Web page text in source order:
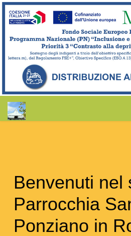
Benvenuti nel
Parrocchia
Ponziano in